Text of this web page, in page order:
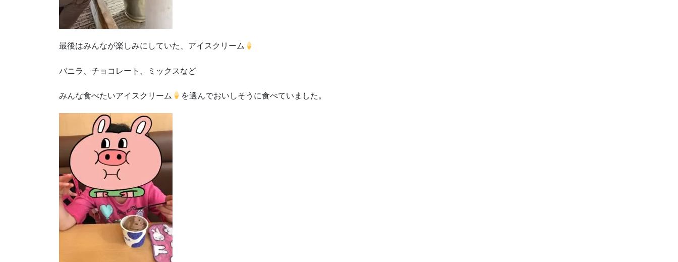
最後はみんなが楽しみにしていた、アイスクリーム
バニラ、チョコレート、ミックスなど
みんな食べたいアイスクリーム を選んでおいしそうに食べていました。